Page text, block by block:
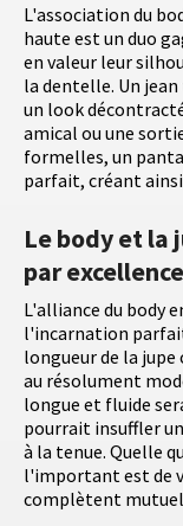
L'association du
haute est un duo
en valeur leur
la dentelle. Un
un look
amical ou une
formelles, un
parfait, créant
Le body et la
par excellence
L'alliance du body
l'incarnation
longueur de la
au résolument
longue et fluide
pourrait insuffler
à la tenue. Quelle
l'important est de
complètent